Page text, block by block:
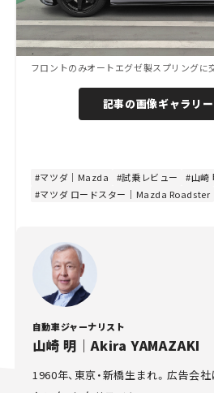
フロントのみオートエグゼ製スプリングに
記事の画像ギャラリ
マツダ｜Mazda 試乗レビュー
山崎
マツダ ロードスター｜Mazda Roadster
自動車ジャーナリスト
山崎 明｜Akira YAMAZAKI
1960年、東京・新橋生まれ。広告会